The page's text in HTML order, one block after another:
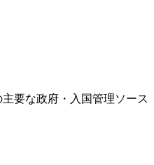
要な政府・入国管理ソース